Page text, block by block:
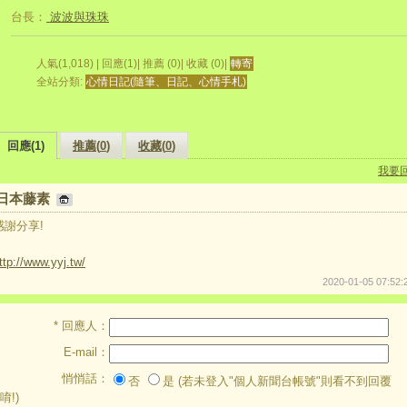
台長： 波波與珠珠
人氣(1,018) | 回應(1)| 推薦 (0)| 收藏 (0)| 轉寄
全站分類: 心情日記(隨筆、日記、心情手札)
回應(1) 推薦(0) 收藏(0)
我要
本藤素
謝分享!
www.yyj.tw/
2020-01-05
* 回應人：
E-mail：
悄悄話：
否
是 (若未登入"個人新聞台帳號"則看不到回覆
唷!)